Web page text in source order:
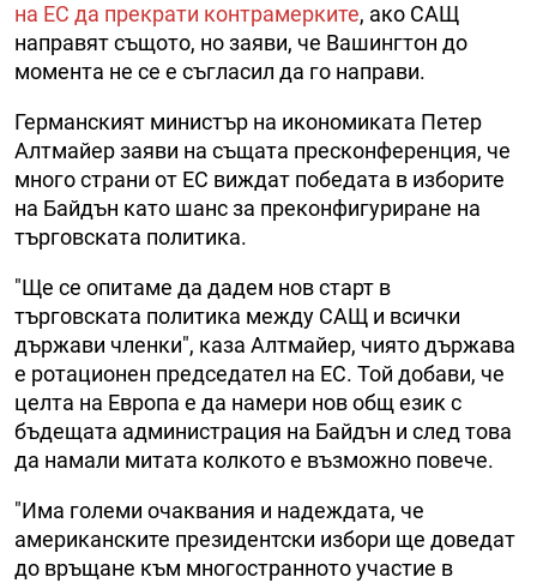
на ЕС да прекрати контрамерките, ако САЩ
направят същото, но заяви, че Вашингтон до
момента не се е съгласил да го направи.
Германският министър на икономиката Петер
Алтмайер заяви на същата пресконференция, че
много страни от ЕС виждат победата в изборите
на Байдън като шанс за преконфигуриране на
търговската политика.
"Ще се опитаме да дадем нов старт в
търговската политика между САЩ и всички
държави членки", каза Алтмайер, чиято държава
е ротационен председател на ЕС. Той добави, че
целта на Европа е да намери нов общ език с
бъдещата администрация на Байдън и след това
да намали митата колкото е възможно повече.
"Има големи очаквания и надеждата, че
американските президентски избори ще доведат
до връщане към многостранното участие в